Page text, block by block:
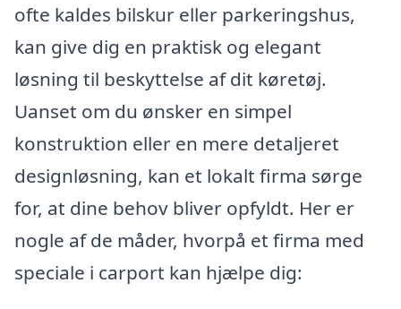
ofte kaldes bilskur eller parkeringshus,
kan give dig en praktisk og elegant
løsning til beskyttelse af dit køretøj.
Uanset om du ønsker en simpel
konstruktion eller en mere detaljeret
designløsning, kan et lokalt firma sørge
for, at dine behov bliver opfyldt. Her er
nogle af de måder, hvorpå et firma med
speciale i carport kan hjælpe dig: